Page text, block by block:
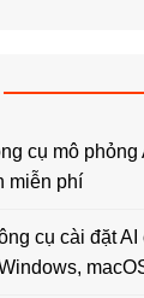
cụ mô phỏng
miễn phí
cụ cài đặt